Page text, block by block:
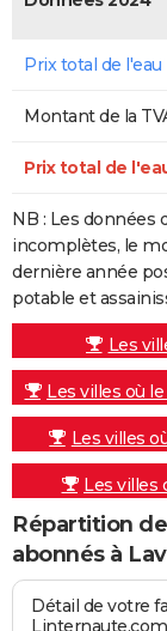
Prix total de l'eau
Montant de la
Prix total de
NB : Les données
incomplètes, le
dernière année
potable et
Les
Les villes où
Les villes
Les villes
Répartition
abonnés à
Détail de votre